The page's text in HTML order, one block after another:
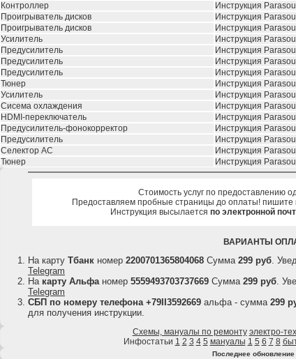
Контроллер
Инструкция
Проигрыватель дисков
Инструкция
Проигрыватель дисков
Инструкция
Усилитель
Инструкция
Предусилитель
Инструкция
Предусилитель
Инструкция
Предусилитель
Инструкция
Тюнер
Инструкция
Усилитель
Инструкция
Сисема охлаждения
Инструкция
HDMI-переключатель
Инструкция
Предусилитель-фонокорректор
Инструкция
Предусилитель
Инструкция
Селектор АС
Инструкция
Тюнер
Инструкция
Стоимость услуг по предоставлению
Предоставляем пробные страницы до оплаты! пишите
Инструкция высылается по электронной
ВАРИАНТЫ
На карту Тбанк номер 2200701365804068 Сумма 299 руб.
Telegram
На карту Альфаномер 5559493703737669 Сумма 299 руб.
Telegram
СБП по номеру телефона +79II3592669 альфа - сумма 299
для получения инструкции.
Схемы, мануалы по ремонту электро-тех
Инфостатьи 1 2 3 4 5 мануалы 1 5 6 7 8
Последнее обновление